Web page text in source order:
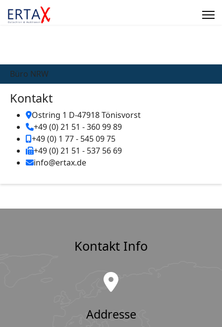
Büro NRW
Kontakt
Ostring 1 D-47918 Tönisvorst
+49 (0) 21 51 - 360 99 89
+49 (0) 1 77 - 545 09 75
+49 (0) 21 51 - 537 56 69
info@ertax.de
Kontakt Info
Addresse